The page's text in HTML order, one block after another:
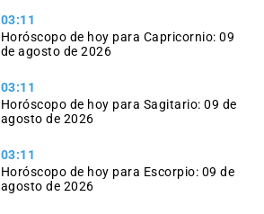
03:11
Horóscopo de hoy para Capricornio: 09
de agosto de 2026
03:11
Horóscopo de hoy para Sagitario: 09 de
agosto de 2026
03:11
Horóscopo de hoy para Escorpio: 09 de
agosto de 2026